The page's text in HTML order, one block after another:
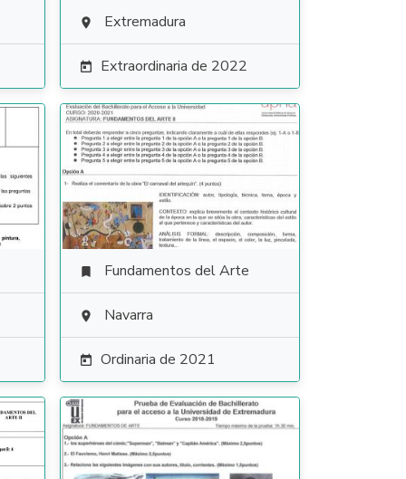
 Extremadura
 Extraordinaria de 2022
 Fundamentos del Arte
 Navarra
 Ordinaria de 2021